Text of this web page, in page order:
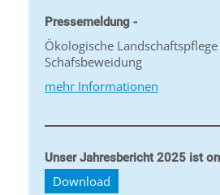
Pressemeldung -
Ökologische
Schafsbeweidung
mehr Informationen
Unser Jahresbericht 2025 ist
Download